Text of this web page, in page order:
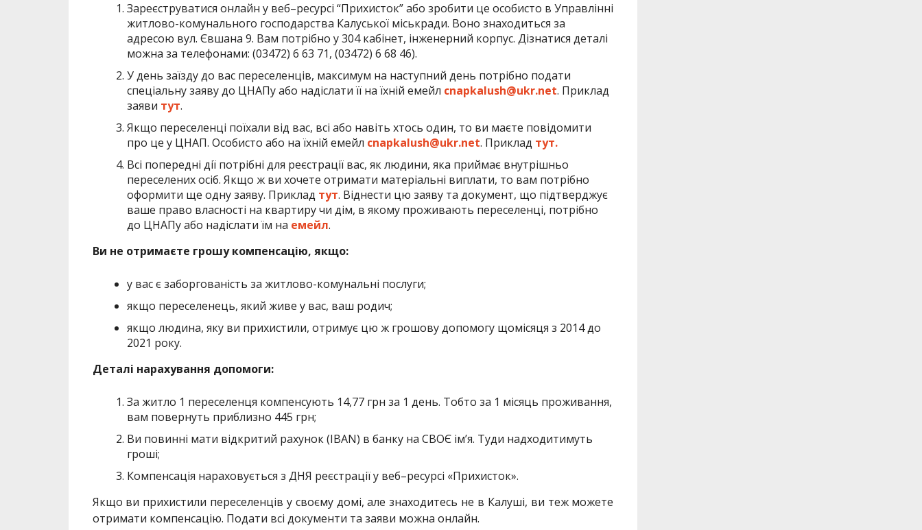
Зареєструватися онлайн у веб–ресурсі “Прихисток” або зробити це особисто в Управлінні
житлово-комунального господарства Калуської міськради. Воно знаходиться за
адресою вул. Євшана 9. Вам потрібно у 304 кабінет, інженерний корпус. Дізнатися деталі
можна за телефонами: (03472) 6 63 71, (03472) 6 68 46).
У день заїзду до вас переселенців, максимум на наступний день потрібно подати
спеціальну заяву до ЦНАПу або надіслати її на їхній емейл cnapkalush@ukr.net. Приклад
заяви тут.
Якщо переселенці поїхали від вас, всі або навіть хтось один, то ви маєте повідомити
про це у ЦНАП. Особисто або на їхній емейл cnapkalush@ukr.net. Приклад тут.
Всі попередні дії потрібні для реєстрації вас, як людини, яка приймає внутрішньо
переселених осіб. Якщо ж ви хочете отримати матеріальні виплати, то вам потрібно
оформити ще одну заяву. Приклад тут. Віднести цю заяву та документ, що підтверджує
ваше право власності на квартиру чи дім, в якому проживають переселенці, потрібно
до ЦНАПу або надіслати їм на емейл.
Ви не отримаєте грошу компенсацію, якщо:
у вас є заборгованість за житлово-комунальні послуги;
якщо переселенець, який живе у вас, ваш родич;
якщо людина, яку ви прихистили, отримує цю ж грошову допомогу щомісяця з 2014 до
2021 року.
Деталі нарахування допомоги:
За житло 1 переселенця компенсують 14,77 грн за 1 день. Тобто за 1 місяць проживання,
вам повернуть приблизно 445 грн;
Ви повинні мати відкритий рахунок (IBAN) в банку на СВОЄ ім’я. Туди надходитимуть
гроші;
Компенсація нараховується з ДНЯ реєстраціїу веб–ресурсі «Прихисток».
Якщо ви прихистили переселенців у своєму домі, але знаходитесь не в Калуші, ви теж можете
отримати компенсацію. Подати всі документи та заяви можна онлайн.